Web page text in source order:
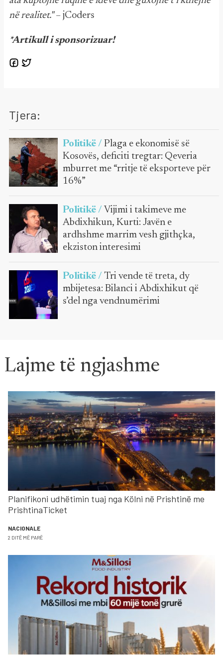
në realitet."– jCoders
*Artikull i sponsorizuar!
Tjera:
Politikë / Plaga e ekonomisë së
Kosovës, deficiti tregtar: Qeveria
mburret me “rritje të eksporteve për
16%”
Politikë / Vijimi i takimeve me
Abdixhikun, Kurti: Javën e
ardhshme marrim vesh gjithçka,
ekziston interesimi
Politikë / Tri vende të treta, dy
mbijetesa: Bilanci i Abdixhikut që
s’del nga vendnumërimi
Lajme të ngjashme
Planifikoni udhëtimin tuaj nga Kölni në Prishtinë me
PrishtinaTicket
NACIONALE
2 DITË MË PARË